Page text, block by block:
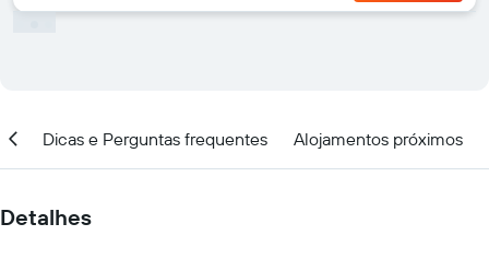
Dicas e Perguntas frequentes Alojamentos próximos
Detalhes